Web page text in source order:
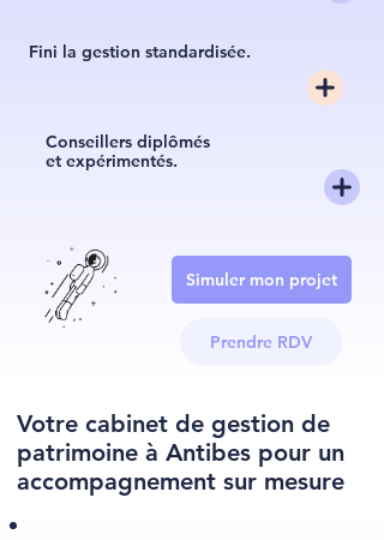
Fini la gestion standardisée.
Conseillers diplômés
et expérimentés.
Simuler mon projet
Prendre RDV
Votre cabinet de gestion de
patrimoine à Antibes pour un
accompagnement sur mesure